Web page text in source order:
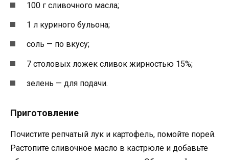
100 г сливочного масла;
1 л куриного бульона;
соль — по вкусу;
7 столовых ложек сливок жирностью 15%;
зелень — для подачи.
Приготовление
Почистите репчатый лук и картофель, помойте порей.
Растопите сливочное масло в кастрюле и добавьте